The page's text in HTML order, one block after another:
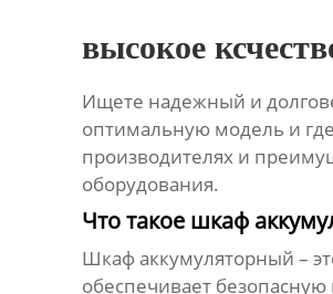
высокое
Ищете надежный и
оптимальную модель и
производителях и
оборудования.
Что такое шкаф
Шкаф аккумуляторный –
обеспечивает